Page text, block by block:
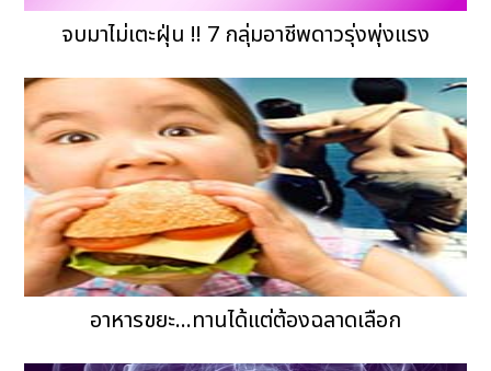
จบมาไม่เตะฝุ่น !! 7 กลุ่มอาชีพดาวรุ่งพุ่งแรง
อาหารขยะ...ทานได้แต่ต้องฉลาดเลือก